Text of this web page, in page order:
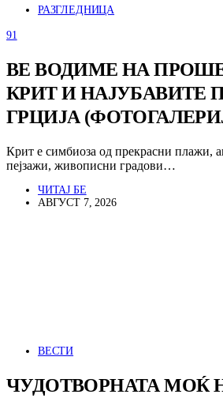
РАЗГЛЕДНИЦА
91
ВЕ ВОДИМЕ НА
КРИТ И НАЈУБАВИТЕ
ГРЦИЈА
Крит е симбиоза од прекрасни плажи,
пејзажи, живописни градови…
ЧИТАЈ БЕ
АВГУСТ 7, 2026
ВЕСТИ
ЧУДОТВОРНАТА МОЌ